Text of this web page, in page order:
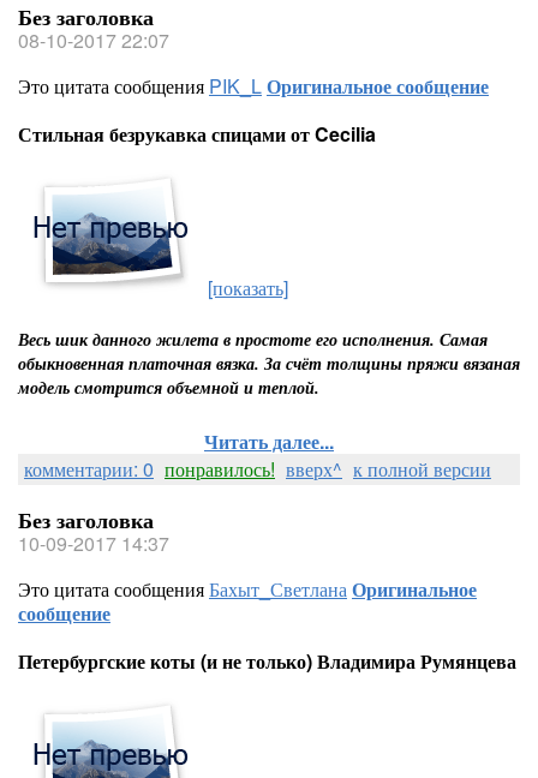
Без заголовка
08-10-2017 22:07
Это цитата сообщения PIK_LОригинальное сообщение
Стильная безрукавка спицами от Cecilia
[показать]
Весь шик данного жилета в простоте его исполнения. Самая
обыкновенная платочная вязка. За счёт толщины пряжи вязаная
модель смотрится объемной и теплой.
Читать далее...
комментарии: 0 понравилось! вверх^ к полной версии
Без заголовка
10-09-2017 14:37
Это цитата сообщенияБахыт_СветланаОригинальное
сообщение
Петербургские коты (и не только) Владимира Румянцева